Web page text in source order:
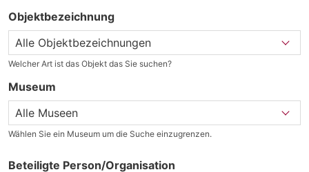
Objektbezeichnung
Welcher Art ist das Objekt das Sie suchen?
Museum
Wählen Sie ein Museum um die Suche einzugrenzen.
Beteiligte Person/Organisation